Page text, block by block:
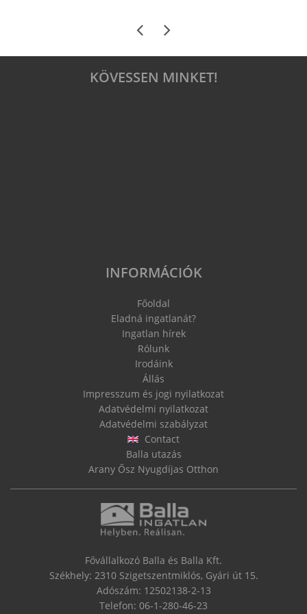
KÖVESSEN MINKET!
INFORMÁCIÓK
Főoldal
Eladná ingatlanát?
Ingatlan hírek
Rólunk
Irodáink
Állás
Impresszum és jogi nyilatkozat
Adatvédelmi nyilatkozat
Adatvédelmi szabályzat
Contact
Balla utazás
Arany Ősz Nyugdíjas Otthon
Fővállalkozó Balla és Balla Kft.
Székhely: 2310 Szigetszentmiklós, Gyári út 15.
Adószám: 12502138-2-13
Telefon: 06-1-280-46-23